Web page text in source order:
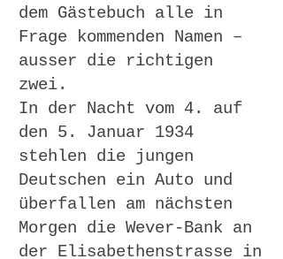
dem Gästebuch alle in
Frage kommenden Namen –
ausser die richtigen
zwei.
In der Nacht vom 4. auf
den 5. Januar 1934
stehlen die jungen
Deutschen ein Auto und
überfallen am nächsten
Morgen die Wever-Bank an
der Elisabethenstrasse in